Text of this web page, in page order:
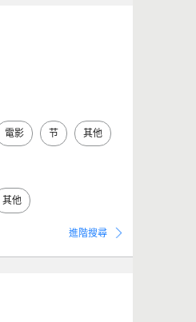
電影 节 其他
其他
進階搜尋